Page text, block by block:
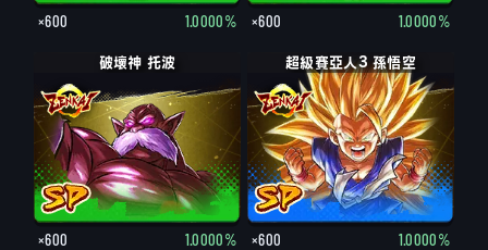
×600 1.0000% ×600 1.0000%
破壞神 托波
×600 1.0000%
超級賽亞人3 孫悟空
×600 1.0000%